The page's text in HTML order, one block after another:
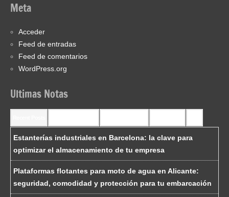
Meta
Acceder
Feed de entradas
Feed de comentarios
WordPress.org
Ultimas Notas
Estanterías industriales en Barcelona: la clave para
optimizar el almacenamiento de tu empresa
Plataformas flotantes para moto de agua en Alicante:
seguridad, comodidad y protección para tu embarcación